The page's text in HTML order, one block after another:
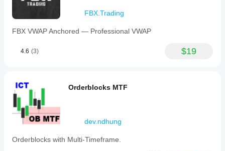
FBX.Trading
FBX VWAP Anchored — Professional VWAP
4.6 (3) $19
Orderblocks MTF
dev.ndhung
Orderblocks with Multi-Timeframe.